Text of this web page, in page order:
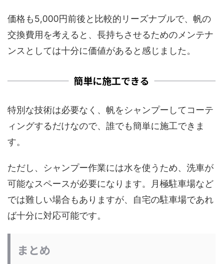
価格も5,000円前後と比較的リーズナブルで、帆の
交換費用を考えると、長持ちさせるためのメンテナ
ンスとしては十分に価値があると感じました。
簡単に施工できる
特別な技術は必要なく、帆をシャンプーしてコーテ
ィングするだけなので、誰でも簡単に施工できま
す。
ただし、シャンプー作業には水を使うため、洗車が
可能なスペースが必要になります。月極駐車場など
では難しい場合もありますが、自宅の駐車場であれ
ば十分に対応可能です。
まとめ